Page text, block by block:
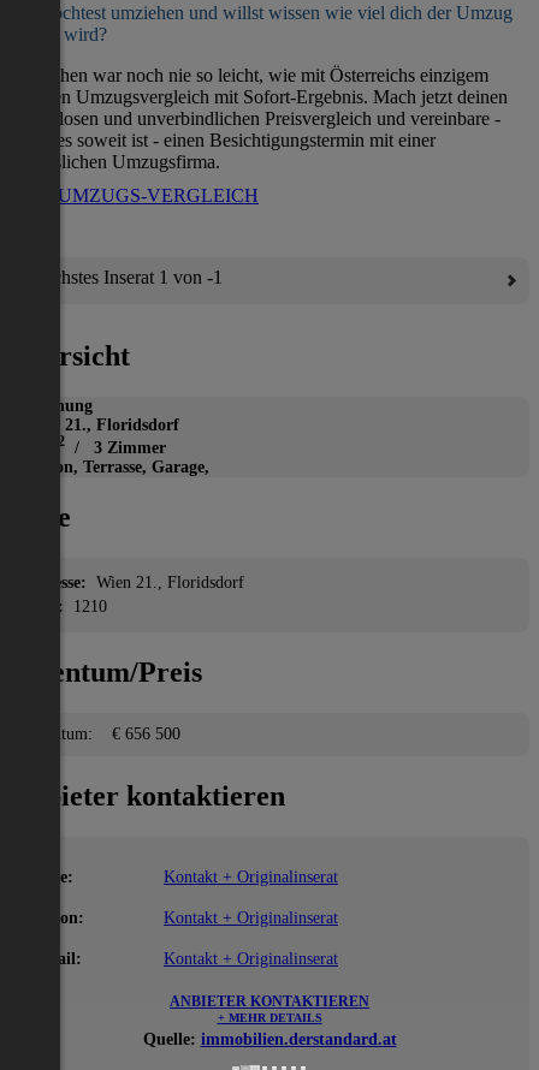
Du möchtest umziehen und willst wissen wie viel dich der Umzug
kosten wird?
Umziehen war noch nie so leicht, wie mit Österreichs einzigem
direkten Umzugsvergleich mit Sofort-Ergebnis. Mach jetzt deinen
kostenlosen und unverbindlichen Preisvergleich und vereinbare -
wenn es soweit ist - einen Besichtigungstermin mit einer
verlässlichen Umzugsfirma.
ZUM UMZUGS-VERGLEICH
Nächstes Inserat 1 von -1
Übersicht
Wohnung
Wien 21., Floridsdorf
2 / 3 Zimmer
Balkon, Terrasse, Garage,
Lage
Adresse: Wien 21., Floridsdorf
PLZ:
1210
Eigentum/Preis
Eigentum: € 656 500
Anbieter kontaktieren
Name: Kontakt + Originalinserat
Telefon: Kontakt + Originalinserat
E-Mail: Kontakt + Originalinserat
ANBIETER KONTAKTIEREN
+ MEHR DETAILS
Quelle: immobilien.derstandard.at